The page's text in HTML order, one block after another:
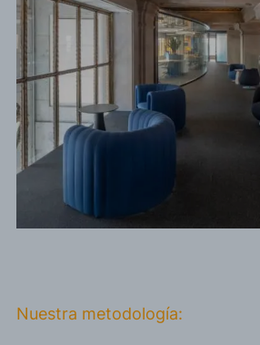
Nuestra metodología: